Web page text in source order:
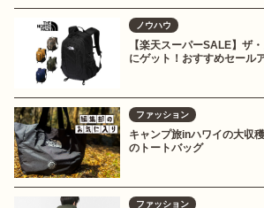
ノウハウ
【楽天スーパーSALE】ザ
にゲット！おすすめセール
ファッション
キャンプ旅inハワイの大収
のトートバッグ
ファッション